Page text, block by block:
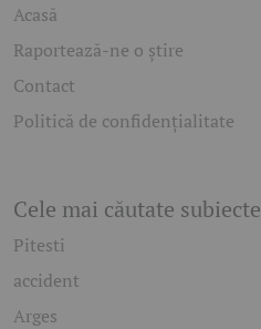
Acasă
Raportează-ne o știre
Contact
Politică de confidențialitate
Cele mai căutate subiecte
Pitesti
accident
Arges